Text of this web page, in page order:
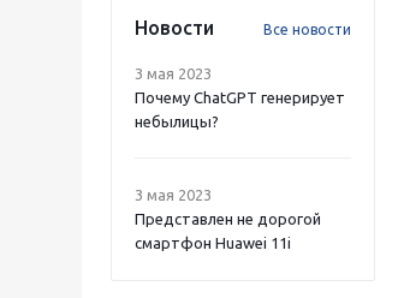
Новости Все новости
3 мая 2023
Почему ChatGPT генерирует
небылицы?
3 мая 2023
Представлен не дорогой
смартфон Huawei 11i